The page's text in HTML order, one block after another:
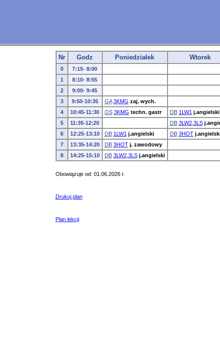
Nr Godz Poniedziałek Wtorek
0
7:15- 8:00
1
8:10- 8:55
2
9:00- 9:45
3
9:50-10:35 GA 3KMG zaj. wych.
4
10:45-11:30 OS 3KMG techn. gastr DB 1LW1 j.angielski
5
11:35-12:20 DB 3LW2, 3LS
6
12:25-13:10 DB 1LW1 j.angielski DB 3HOT
7
13:35-14:20 DB 3HOT j. zawodowy
8
14:25-15:10 DB 3LW2, 3LS j.angielski
Obowiązuje od: 01.06.2026 r.
Drukuj plan
Plan lekcji